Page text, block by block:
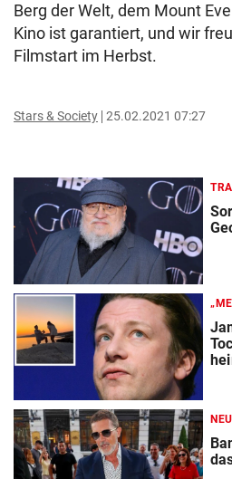
Berg der Welt, dem Mount
Kino ist garantiert, und wir
Filmstart im Herbst.
Stars & Society 25.02.2021 07:27